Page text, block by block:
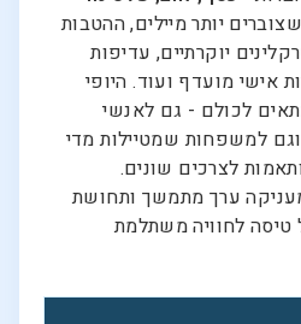
יותר מיילים, ההטבות
יוקרתיים, עדיפות
אישי מועדף ועוד. היופי
לכולם - גם לאנשי
למשפחות שמטיילות מדי
לצרכים שונים.
ערך מתמשך ותחושת
טיסה לחוויה משתלמת